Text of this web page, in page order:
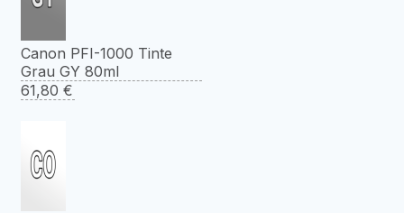
Canon PFI-1000 Tinte
Grau GY 80ml
61,80 €